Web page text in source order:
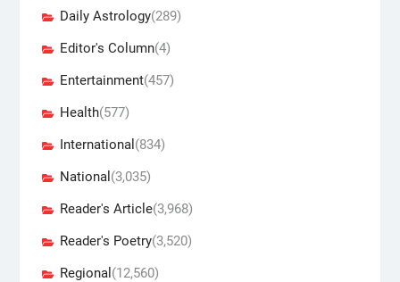
Daily Astrology(289)
Editor's Column(4)
Entertainment(457)
Health(577)
International (834)
National (3,035)
Reader's Article(3,968)
Reader's Poetry(3,520)
Regional (12,560)